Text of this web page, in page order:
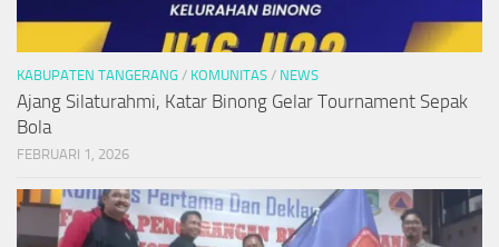
KABUPATEN TANGERANG / KOMUNITAS / NEWS
Ajang Silaturahmi, Katar Binong Gelar Tournament Sepak
Bola
FEBRUARI 1, 2026